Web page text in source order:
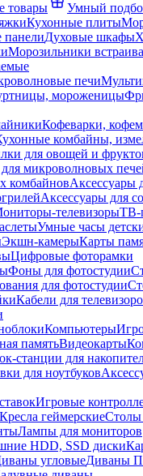
товары Умный
Кухонные плиты
панелиДуховые шкафы
Морозильники
печи
мороженицы
Кофеварки,
комбайны,
для овощей и
микроволновых
комбайновАксессуары
Аксессуары для
телевизорыТВ-
Умные часы
Экшн-камерыКарты
Цифровые фоторамки
Фоны для фотостудии
для фотостудии
Кабели для
Компьютеры
памятьВидеокарты
станции для
для ноутбуков
Игровые
Кресла геймерскиеСтолы
Лампы для мониторов
HDD, SSD диски
угловыеДиваны